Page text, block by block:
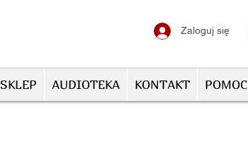
Zaloguj się
SKLEP AUDIOTEKA KONTAKT POMOC